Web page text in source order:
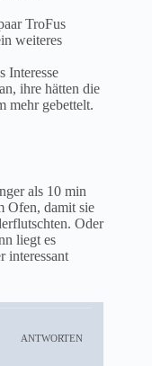
TroFus
weiteres
Interesse
ihre hätten die
mehr gebettelt.
als 10 min
Ofen, damit sie
Oder
liegt es
interessant
ANTWORTEN